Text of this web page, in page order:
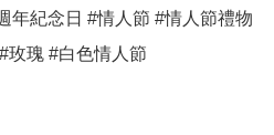
年紀念日 #情人節 #情人節禮物
玫瑰 #白色情人節